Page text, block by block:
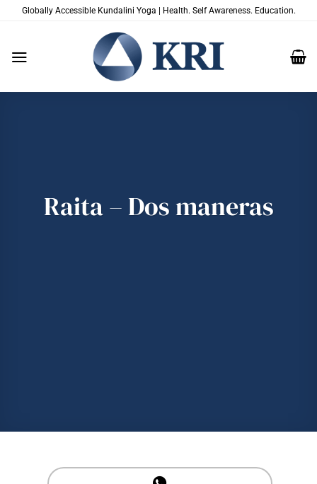
SaltarGlobally Accessible Kundalini Yoga | Health. Self Awareness. Education.
Raita – Dos maneras